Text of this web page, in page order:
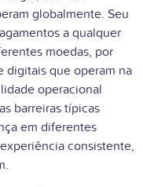
globalmente. Seu
a qualquer
moedas, por
digitais que operam na
operacional
barreiras típicas
em diferentes
consistente,